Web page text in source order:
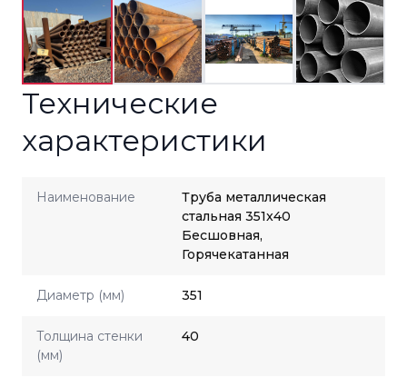
Технические
характеристики
Наименование
Труба металлическая
стальная 351x40
Бесшовная,
Горячекатанная
Диаметр (мм) 351
Толщина стенки
(мм)
40